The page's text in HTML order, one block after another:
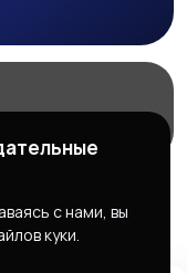
Заказ
с нами, вы
куки.